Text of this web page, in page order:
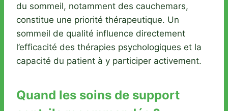
du sommeil, notamment des cauchemars,
constitue une priorité thérapeutique. Un
sommeil de qualité influence directement
l’efficacité des thérapies psychologiques et la
capacité du patient à y participer activement.
Quand les soins de support